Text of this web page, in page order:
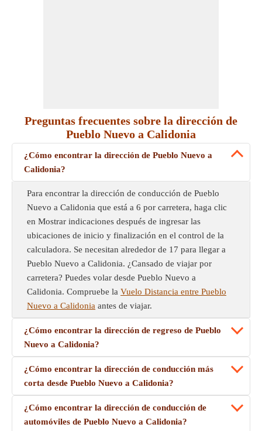
Preguntas frecuentes sobre la dirección de
Pueblo Nuevo a Calidonia
¿Cómo encontrar la dirección de Pueblo Nuevo a
Calidonia?
Para encontrar la dirección de conducción de Pueblo
Nuevo a Calidonia que está a 6 por carretera, haga clic
en Mostrar indicaciones después de ingresar las
ubicaciones de inicio y finalización en el control de la
calculadora. Se necesitan alrededor de 17 para llegar a
Pueblo Nuevo a Calidonia. ¿Cansado de viajar por
carretera? Puedes volar desde Pueblo Nuevo a
Calidonia. Compruebe la Vuelo Distancia entre Pueblo
Nuevo a Calidonia antes de viajar.
¿Cómo encontrar la dirección de regreso de Pueblo
Nuevo a Calidonia?
¿Cómo encontrar la dirección de conducción más
corta desde Pueblo Nuevo a Calidonia?
¿Cómo encontrar la dirección de conducción de
automóviles de Pueblo Nuevo a Calidonia?